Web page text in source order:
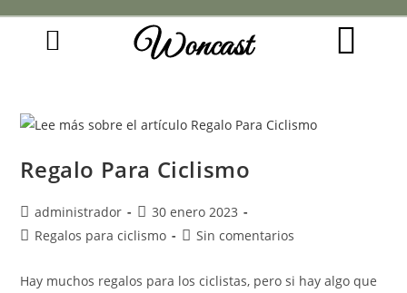
Woncast
Regalo Para Ciclismo
administrador
30 enero 2023
Regalos para ciclismo
Sin comentarios
Hay muchos regalos para los ciclistas, pero si hay algo que